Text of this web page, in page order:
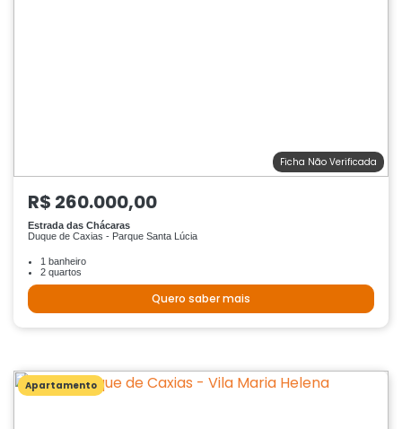
Ficha Não Verificada
R$ 260.000,00
Estrada das Chácaras
Duque de Caxias - Parque Santa Lúcia
1 banheiro
2 quartos
Quero saber mais
Apartamento